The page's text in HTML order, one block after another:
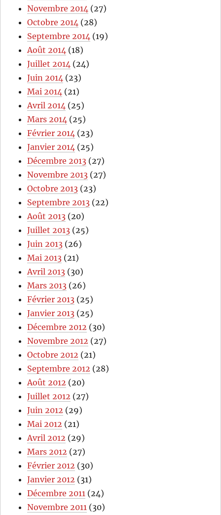
Novembre 2014 (27)
Octobre 2014 (28)
Septembre 2014 (19)
Août 2014 (18)
Juillet 2014 (24)
Juin 2014 (23)
Mai 2014 (21)
Avril 2014 (25)
Mars 2014 (25)
Février 2014 (23)
Janvier 2014 (25)
Décembre 2013 (27)
Novembre 2013 (27)
Octobre 2013 (23)
Septembre 2013 (22)
Août 2013 (20)
Juillet 2013 (25)
Juin 2013 (26)
Mai 2013 (21)
Avril 2013 (30)
Mars 2013 (26)
Février 2013 (25)
Janvier 2013 (25)
Décembre 2012 (30)
Novembre 2012 (27)
Octobre 2012 (21)
Septembre 2012 (28)
Août 2012 (20)
Juillet 2012 (27)
Juin 2012 (29)
Mai 2012 (21)
Avril 2012 (29)
Mars 2012 (27)
Février 2012 (30)
Janvier 2012 (31)
Décembre 2011 (24)
Novembre 2011 (30)